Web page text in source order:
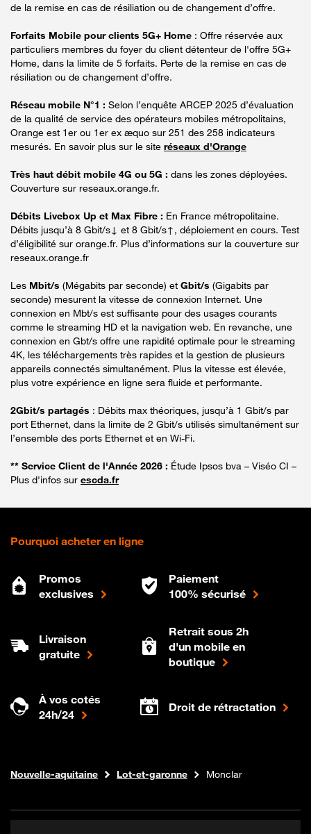
de la remise en cas de résiliation ou de changement d’offre.
Forfaits Mobile pour clients 5G+ Home : Offre réservée aux
particuliers membres du foyer du client détenteur de l'offre 5G+
Home, dans la limite de 5 forfaits. Perte de la remise en cas de
résiliation ou de changement d’offre.
Réseau mobile N°1 : Selon l’enquête ARCEP 2025 d’évaluation
de la qualité de service des opérateurs mobiles métropolitains,
Orange est 1er ou 1er ex æquo sur 251 des 258 indicateurs
mesurés. En savoir plus sur le site réseaux d'Orange
Très haut débit mobile 4G ou 5G : dans les zones déployées.
Couverture sur reseaux.orange.fr.
Débits Livebox Up et Max Fibre : En France métropolitaine.
Débits jusqu’à 8 Gbit/s↓ et 8 Gbit/s↑, déploiement en cours. Test
d’éligibilité sur orange.fr. Plus d’informations sur la couverture sur
reseaux.orange.fr
Les Mbit/s (Mégabits par seconde) et Gbit/s (Gigabits par
seconde) mesurent la vitesse de connexion Internet. Une
connexion en Mbt/s est suffisante pour des usages courants
comme le streaming HD et la navigation web. En revanche, une
connexion en Gbt/s offre une rapidité optimale pour le streaming
4K, les téléchargements très rapides et la gestion de plusieurs
appareils connectés simultanément. Plus la vitesse est élevée,
plus votre expérience en ligne sera fluide et performante.
2Gbit/s partagés : Débits max théoriques, jusqu’à 1 Gbit/s par
port Ethernet, dans la limite de 2 Gbit/s utilisés simultanément sur
l’ensemble des ports Ethernet et en Wi-Fi.
** Service Client de l'Année 2026 : Étude Ipsos bva – Viséo CI –
Plus d'infos sur escda.fr
Pourquoi acheter en ligne
Promos
exclusives
Paiement
100% sécurisé
Livraison
gratuite
Retrait sous 2h
d'un mobile en
boutique
À vos cotés
24h/24
Droit de rétractation
Boutique Orange
Internet fibre
Nouvelle-aquitaine Lot-et-garonne Monclar